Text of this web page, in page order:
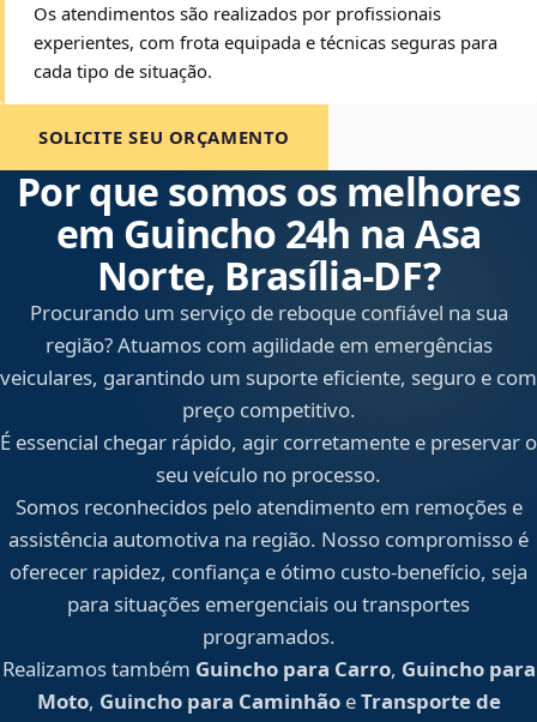
Os atendimentos são realizados por profissionais
experientes, com frota equipada e técnicas seguras para
cada tipo de situação.
SOLICITE SEU ORÇAMENTO
Por que somos os melhores
em Guincho 24h na Asa
Norte, Brasília‑DF?
Procurando um serviço de reboque confiável na sua
região? Atuamos com agilidade em emergências
veiculares, garantindo um suporte eficiente, seguro e com
preço competitivo.
É essencial chegar rápido, agir corretamente e preservar o
seu veículo no processo.
Somos reconhecidos pelo atendimento em remoções e
assistência automotiva na região. Nosso compromisso é
oferecer rapidez, confiança e ótimo custo-benefício, seja
para situações emergenciais ou transportes
programados.
Realizamos também Guincho para Carro, Guincho para
Moto, Guincho para CaminhãoeTransporte de